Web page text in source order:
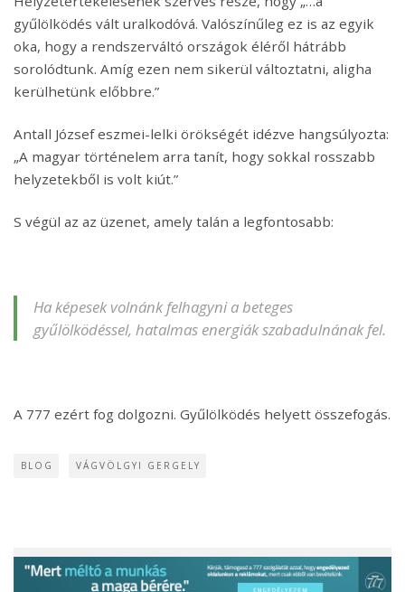
gyűlölködés vált uralkodóvá. Valószínűleg ez is az egyik
oka, hogy a rendszerváltó országok éléről hátrább
sorolódtunk. Amíg ezen nem sikerül változtatni, aligha
kerülhetünk előbbre.”
Antall József eszmei-lelki örökségét idézve hangsúlyozta:
„A magyar történelem arra tanít, hogy sokkal rosszabb
helyzetekből is volt kiút.”
S végül az az üzenet, amely talán a legfontosabb:
Ha képesek volnánk felhagyni a beteges
gyűlölködéssel, hatalmas energiák szabadulnának fel.
A 777 ezért fog dolgozni. Gyűlölködés helyett összefogás.
BLOG VÁGVÖLGYI GERGELY